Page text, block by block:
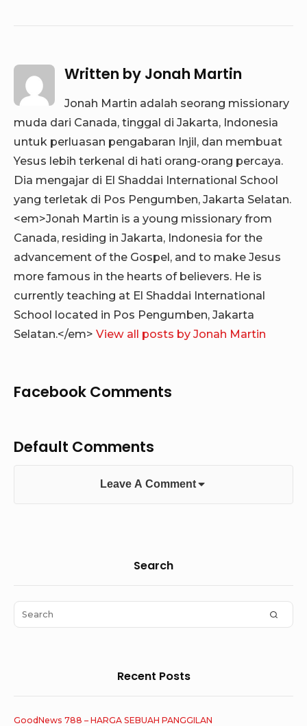
Written by Jonah Martin
Jonah Martin adalah seorang missionary
muda dari Canada, tinggal di Jakarta, Indonesia
untuk perluasan pengabaran Injil, dan membuat
Yesus lebih terkenal di hati orang-orang percaya.
Dia mengajar di El Shaddai International School
yang terletak di Pos Pengumben, Jakarta Selatan.
<em>Jonah Martin is a young missionary from
Canada, residing in Jakarta, Indonesia for the
advancement of the Gospel, and to make Jesus
more famous in the hearts of believers. He is
currently teaching at El Shaddai International
School located in Pos Pengumben, Jakarta
Selatan.</em> View all posts by Jonah Martin
Facebook Comments
Default Comments
Leave A Comment
Area
Search
Search
for:
Recent Posts
GoodNews 788 – HARGA SEBUAH PANGGILAN